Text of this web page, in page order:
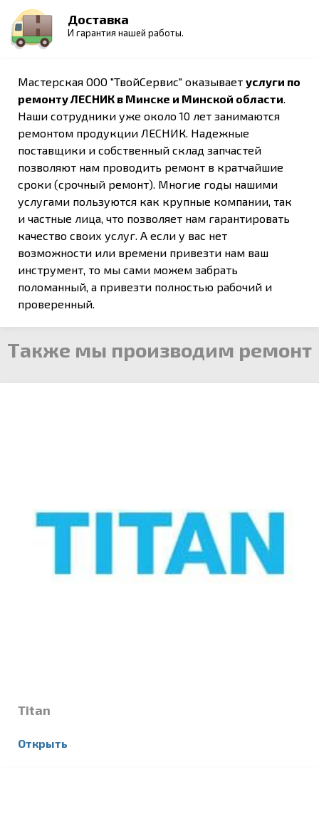
Доставка
И гарантия нашей работы.
Мастерская ООО "ТвойСервис" оказывает услуги по
ремонту ЛЕСНИК в Минске и Минской области.
Наши сотрудники уже около 10 лет занимаются
ремонтом продукции ЛЕСНИК. Надежные
поставщики и собственный склад запчастей
позволяют нам проводить ремонт в кратчайшие
сроки (срочный ремонт). Многие годы нашими
услугами пользуются как крупные компании, так
и частные лица, что позволяет нам гарантировать
качество своих услуг. А если у вас нет
возможности или времени привезти нам ваш
инструмент, то мы сами можем забрать
поломанный, а привезти полностью рабочий и
проверенный.
Также мы производим ремонт
Titan
Открыть